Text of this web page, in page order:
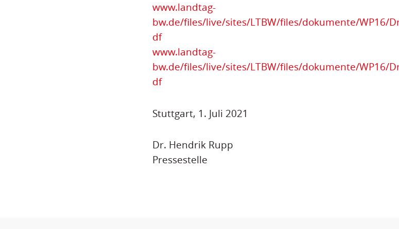
www.landtag-
bw.de/files/live/sites/LTBW/files/dokumente/WP16/
df
www.landtag-
bw.de/files/live/sites/LTBW/files/dokumente/WP16/
df
Stuttgart, 1. Juli 2021
Dr. Hendrik Rupp
Pressestelle